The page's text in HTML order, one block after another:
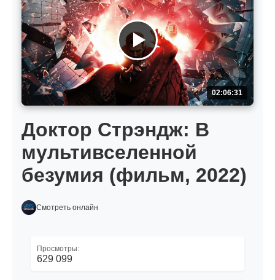
02:06:31
Доктор Стрэндж: В
мультивселенной
безумия (фильм, 2022)
Смотреть онлайн
Просмотры:
629 099